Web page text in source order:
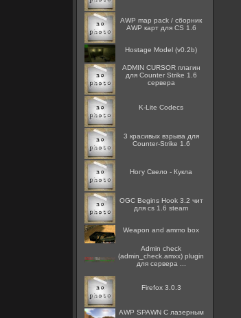
AWP map pack / сборник
AWP карт для CS 1.6
Hostage Model (v0.2b)
ADMIN CURSOR плагин
для Counter Strike 1.6
сервера
K-Lite Codecs
3 красивых взрыва для
Counter-Strike 1.6
Ногу Свело - Кукла
OGC Begins Hook 3.2 чит
для cs 1.6 steam
Weapon and ammo box
Admin check
(admin_check.amxx) plugin
для сервера ...
Firefox 3.0.3
AWP SPAWN С лазерным